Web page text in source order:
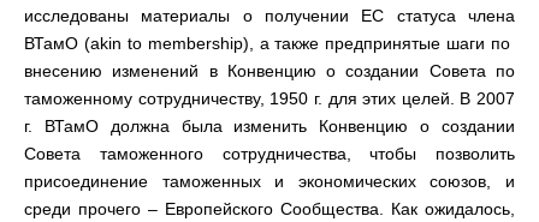
исследованы материалы о получении ЕС статуса члена
ВТамО (akin to membership), а также предпринятые шаги по
внесению изменений в Конвенцию о создании Совета по
таможенному сотрудничеству, 1950 г. для этих целей. В 2007
г. ВТамО должна была изменить Конвенцию о создании
Совета таможенного сотрудничества, чтобы позволить
присоединение таможенных и экономических союзов, и
среди прочего – Европейского Сообщества. Как ожидалось,